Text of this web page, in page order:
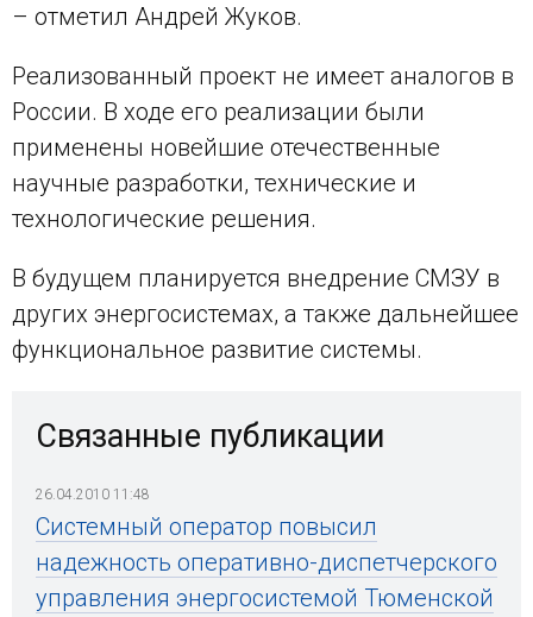
– отметил Андрей Жуков.
Реализованный проект не имеет аналогов в
России. В ходе его реализации были
применены новейшие отечественные
научные разработки, технические и
технологические решения.
В будущем планируется внедрение СМЗУ в
других энергосистемах, а также дальнейшее
функциональное развитие системы.
Связанные публикации
26.04.2010 11:48
Системный оператор повысил
надежность оперативно-диспетчерского
управления энергосистемой Тюменской